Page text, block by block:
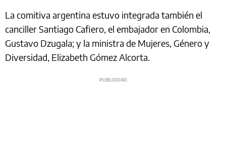
La comitiva argentina estuvo integrada también el
canciller Santiago Cafiero, el embajador en Colombia,
Gustavo Dzugala; y la ministra de Mujeres, Género y
Diversidad, Elizabeth Gómez Alcorta.